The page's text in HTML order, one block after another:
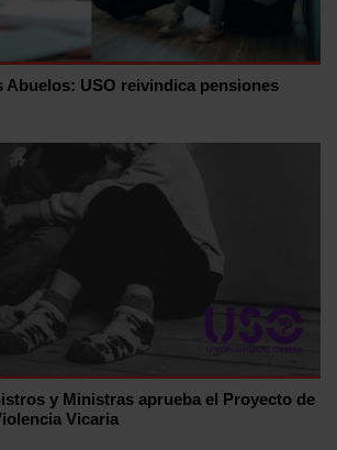
Abuelos: USO reivindica pensiones
y Ministras aprueba el Proyecto de
Vicaria